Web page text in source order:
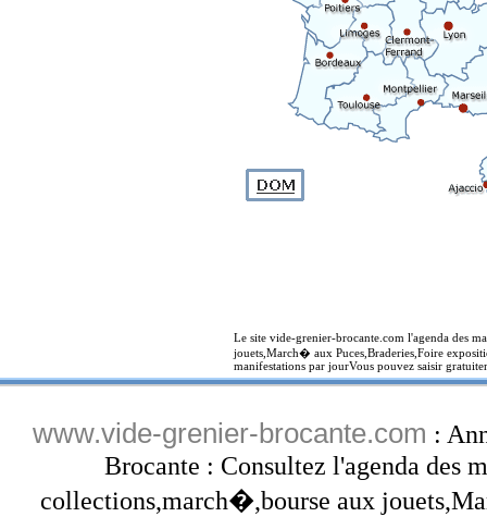
Le site vide-grenier-brocante.com l'agenda des
jouets,March� aux Puces,Braderies,Foire
manifestations par jourVous pouvez saisir
www.vide-grenier-brocante.com :
Brocante : Consultez l'agenda des
collections,march�,bourse aux